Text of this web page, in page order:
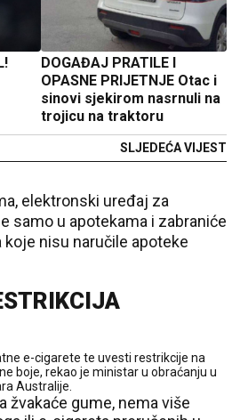
DOGAĐAJ PRATILE I
OPASNE PRIJETNJE Otac i
sinovi sjekirom nasrnuli na
trojicu na traktoru
SLJEDEĆA VIJEST
elektronski uređaj za
samo u apotekama i zabraniće
nisu naručile apoteke
e-cigarete te uvesti restrikcije na
boje, rekao je ministar u obraćanju u
Australije.
žvakaće gume, nema više